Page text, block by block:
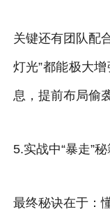
关键还有团队配
灯光”都能极大
息，提前布局偷
5.实战中“暴走”
最终秘诀在于：